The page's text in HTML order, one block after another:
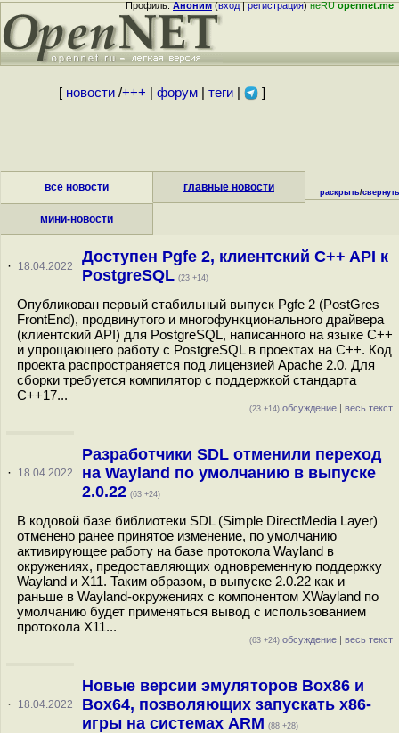
Профиль:Аноним(вход|регистрация)неRUopennet.me
[ новости/+++ форум| теги| ]
все новости главные новости
мини-новости
раскрыть/свернуть
· 18.04.2022
Доступен Pgfe 2, клиентский C++ API к
PostgreSQL (23 +14)
Опубликован первый стабильный выпуск Pgfe 2 (PostGres
FrontEnd), продвинутого и многофункционального драйвера
(клиентский API) для PostgreSQL, написанного на языке C++
и упрощающего работу с PostgreSQL в проектах на C++. Код
проекта распространяется под лицензией Apache 2.0. Для
сборки требуется компилятор с поддержкой стандарта
C++17...
(23 +14) обсуждение | весь текст
· 18.04.2022
Разработчики SDL отменили переход
на Wayland по умолчанию в выпуске
2.0.22 (63 +24)
В кодовой базе библиотеки SDL (Simple DirectMedia Layer)
отменено ранее принятое изменение, по умолчанию
активирующее работу на базе протокола Wayland в
окружениях, предоставляющих одновременную поддержку
Wayland и X11. Таким образом, в выпуске 2.0.22 как и
раньше в Wayland-окружениях с компонентом XWayland по
умолчанию будет применяться вывод с использованием
протокола X11...
(63 +24) обсуждение | весь текст
· 18.04.2022
Новые версии эмуляторов Box86 и
Box64, позволяющих запускать x86-
игры на системах ARM (88 +28)